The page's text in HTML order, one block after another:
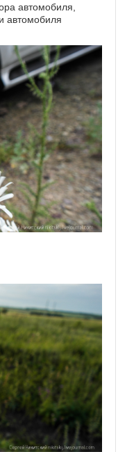
автомобиля,
автомобиля